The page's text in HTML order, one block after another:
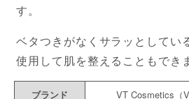
す。
ベタつきがなくサラッとしてい
使用して肌を整えることもでき
ブランド VT Cosmetics（